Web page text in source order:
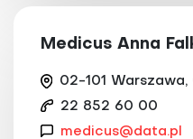
Medicus Anna
02-101
22 852 60 00
medicus@data.pl